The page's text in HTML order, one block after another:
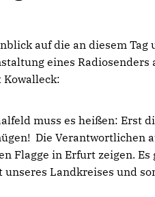
auf die an diesem Tag
eines
Kowalleck:
muss es heißen: Erst
Die Verantwortlichen
Flagge in Erfurt zeigen.
unseres Landkreises und